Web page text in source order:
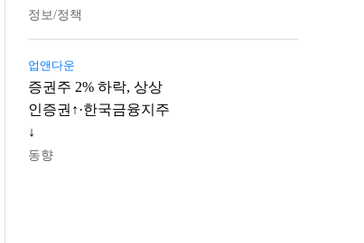
정보/정책
업앤다운
증권주 2% 하락, 상상
인증권↑·한국금융지주
↓
동향